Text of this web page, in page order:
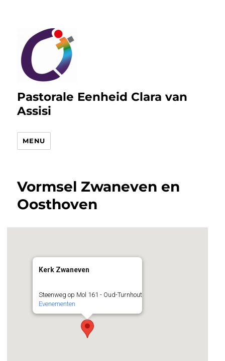
Pastorale Eenheid Clara van
Assisi
MENU
Vormsel Zwaneven en
Oosthoven
Kerk Zwaneven
Steenweg op Mol 161 - Oud-Turnhout
Evenementen